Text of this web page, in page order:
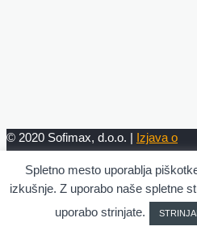
© 2020 Sofimax, d.o.o. | Izjava o
zasebnosti| Designed and
Satis Design
Spletno mesto uporablja
izkušnje. Z uporabo naše spletne
uporabo strinjate.